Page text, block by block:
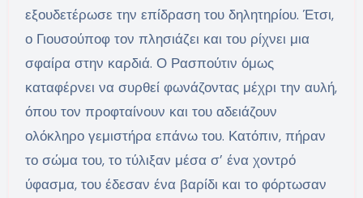
εξουδετέρωσε την επίδραση του δηλητηρίου. Έτσι,
ο Γιουσούποφ τον πλησιάζει και του ρίχνει μια
σφαίρα στην καρδιά. Ο Ρασπούτιν όμως
καταφέρνει να συρθεί φωνάζοντας μέχρι την αυλή,
όπου τον προφταίνουν και του αδειάζουν
ολόκληρο γεμιστήρα επάνω του. Κατόπιν, πήραν
το σώμα του, το τύλιξαν μέσα σ’ ένα χοντρό
ύφασμα, του έδεσαν ένα βαρίδι και το φόρτωσαν